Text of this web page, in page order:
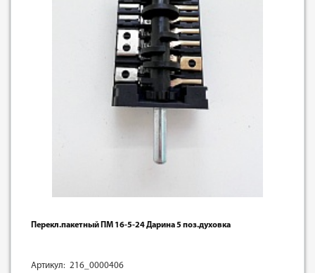
Перекл.пакетный ПМ 16-5-24 Дарина 5 поз.духовка
Артикул: 216_0000406